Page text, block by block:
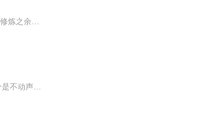
【内容简介】王晨真的不是专业拍电影的，也没有想过拍摄的电影也能传道。穿越到了仙侠世界，只是想着修炼之余有点爱好而已，一不小心居然成为了仙侠大电影？王晨用电影传道，用电影传递遥远时代的变迁，用电影诉说着古老的秘密……【作者/主播简介】作者：...
飞箭穿云 看日寇横行遍野国术无敌 知中华秘藏神功柔情似水 乱世亦怀佳期梦枪林弹雨 英雄誓死不低头一个是不动声色 一杯清茶慢品间风云突变的俩道英雄一个是身负灭门血仇 神箭无敌的美丽侠女面对国仇家恨 他们联手与侵华日军展开殊死拼杀爱与恨 情与仇 血与火 演绎出一段乱世英雄的铁血浪漫